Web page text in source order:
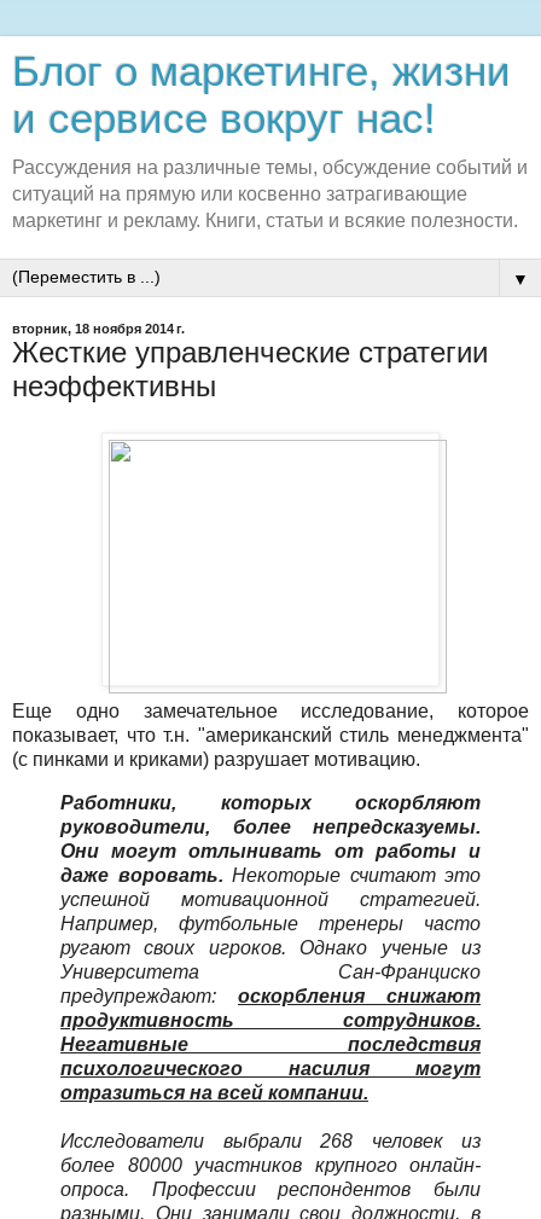
Блог о маркетинге, жизни
и сервисе вокруг нас!
Рассуждения на различные темы, обсуждение событий и
ситуаций на прямую или косвенно затрагивающие
маркетинг и рекламу. Книги, статьи и всякие полезности.
▼
вторник, 18 ноября 2014 г.
Жесткие управленческие стратегии
неэффективны
Еще одно замечательное исследование, которое
показывает, что т.н. "американский стиль менеджмента"
(с пинками и криками) разрушает мотивацию.
Работники, которых оскорбляют
руководители, более непредсказуемы.
Они могут отлынивать от работы и
даже воровать. Некоторые считают это
успешной мотивационной стратегией.
Например, футбольные тренеры часто
ругают своих игроков. Однако ученые из
Университета Сан-Франциско
предупреждают: оскорбления снижают
продуктивность сотрудников.
Негативные последствия
психологического насилия могут
отразиться на всей компании.
Исследователи выбрали 268 человек из
более 80000 участников крупного онлайн-
опроса. Профессии респондентов были
разными. Они занимали свои должности, в